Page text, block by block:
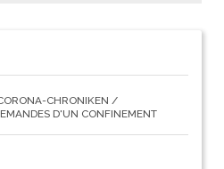
CHRONIKEN /
D'UN CONFINEMENT